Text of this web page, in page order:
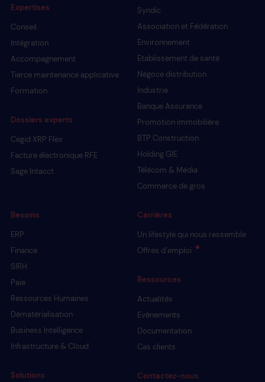
Expertises
Conseil
Intégration
Accompagnement
Tierce maintenance applicative
Formation
Dossiers experts
Cegid XRP Flex
Facture électronique RFE
Sage Intacct
Syndic
Association et Fédération
Environnement
Etablissement de santé
Négoce distribution
Industrie
Banque Assurance
Promotion immobilière
BTP Construction
Holding GIE
Télécom & Média
Commerce de gros
Besoins
ERP
Finance
SIRH
Paie
Ressources Humaines
Dématérialisation
Business Intelligence
Infrastructure & Cloud
Solutions
Carrières
Un lifestyle qui nous ressemble
Offres d’emploi
Ressources
Actualités
Evènements
Documentation
Cas clients
Contactez-nous